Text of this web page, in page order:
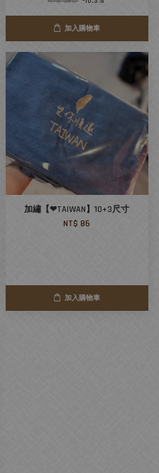
加入購物車
加繡【❤TAIWAN】10+3尺寸
NT$ 86
加入購物車